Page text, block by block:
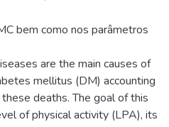
bem como nos parâmetros
are the main causes of
mellitus (DM) accounting
deaths. The goal of this
of physical activity (LPA), its